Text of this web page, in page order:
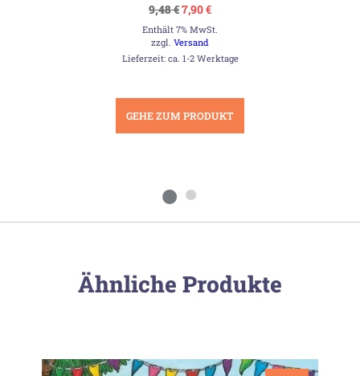
9,48€Ursprünglicher
Preis
war:
9,48 €
7,90€Aktueller
ist:
Enthält 7% MwSt.
zzgl.Versand
Lieferzeit: ca. 1-2 Werktage
GEHE ZUM PRODUKT
Ähnliche Produkte